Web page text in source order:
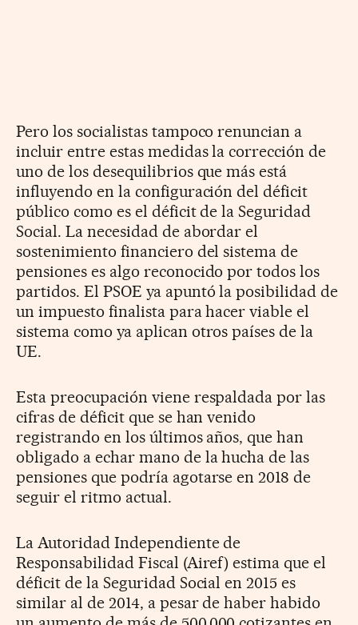
Pero los socialistas tampoco renuncian a
incluir entre estas medidas la corrección de
uno de los desequilibrios que más está
influyendo en la configuración del déficit
público como es el déficit de la Seguridad
Social. La necesidad de abordar el
sostenimiento financiero del sistema de
pensiones es algo reconocido por todos los
partidos. El PSOE ya apuntó la posibilidad de
un impuesto finalista para hacer viable el
sistema como ya aplican otros países de la
UE.
Esta preocupación viene respaldada por las
cifras de déficit que se han venido
registrando en los últimos años, que han
obligado a echar mano de la hucha de las
pensiones que podría agotarse en 2018 de
seguir el ritmo actual.
La Autoridad Independiente de
Responsabilidad Fiscal (Airef) estima que el
déficit de la Seguridad Social en 2015 es
similar al de 2014, a pesar de haber habido